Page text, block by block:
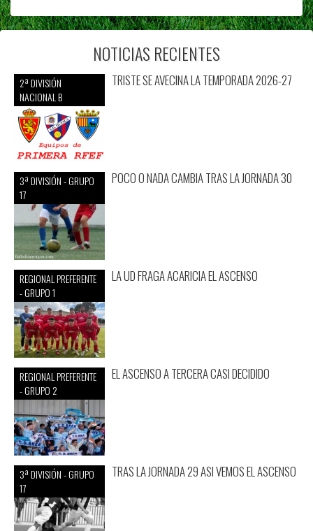
NOTICIAS RECIENTES
2ª DIVISIÓN
NACIONAL B
TRISTE SE AVECINA LA TEMPORADA 2026-27
3ª DIVISIÓN - GRUPO
17
POCO O NADA CAMBIA TRAS LA JORNADA 30
REGIONAL PREFERENTE
- GRUPO 1
LA UD FRAGA ACARICIA EL ASCENSO
REGIONAL PREFERENTE
- GRUPO 2
EL ASCENSO A TERCERA CASI DECIDIDO
3ª DIVISIÓN - GRUPO
17
TRAS LA JORNADA 29 ASI VEMOS EL ASCENSO